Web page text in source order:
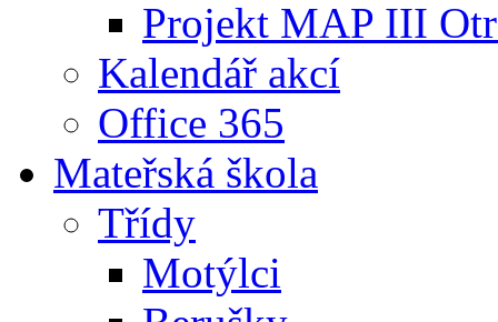
Projekt MAP III
Kalendář akcí
Office 365
Mateřská škola
Třídy
Motýlci